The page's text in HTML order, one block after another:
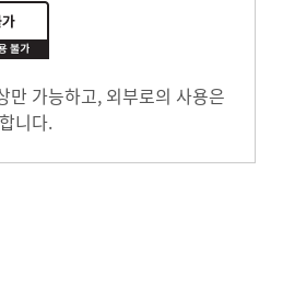
만 가능하고, 외부로의 사용은
니다.